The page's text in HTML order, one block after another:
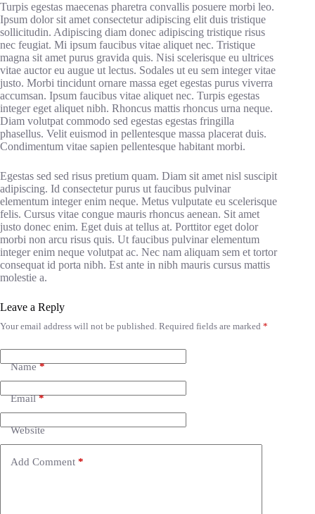
Turpis egestas maecenas pharetra convallis posuere morbi leo.
Ipsum dolor sit amet consectetur adipiscing elit duis tristique
sollicitudin. Adipiscing diam donec adipiscing tristique risus
nec feugiat. Mi ipsum faucibus vitae aliquet nec. Tristique
magna sit amet purus gravida quis. Nisi scelerisque eu ultrices
vitae auctor eu augue ut lectus. Sodales ut eu sem integer vitae
justo. Morbi tincidunt ornare massa eget egestas purus viverra
accumsan. Ipsum faucibus vitae aliquet nec. Turpis egestas
integer eget aliquet nibh. Rhoncus mattis rhoncus urna neque.
Diam volutpat commodo sed egestas egestas fringilla
phasellus. Velit euismod in pellentesque massa placerat duis.
Condimentum vitae sapien pellentesque habitant morbi.
Egestas sed sed risus pretium quam. Diam sit amet nisl suscipit
adipiscing. Id consectetur purus ut faucibus pulvinar
elementum integer enim neque. Metus vulputate eu scelerisque
felis. Cursus vitae congue mauris rhoncus aenean. Sit amet
justo donec enim. Eget duis at tellus at. Porttitor eget dolor
morbi non arcu risus quis. Ut faucibus pulvinar elementum
integer enim neque volutpat ac. Nec nam aliquam sem et tortor
consequat id porta nibh. Est ante in nibh mauris cursus mattis
molestie a.
Leave a Reply
Your email address will not be published. Required fields are marked *
Name*
Email*
Website
Add Comment *